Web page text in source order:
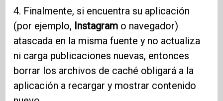
4. Finalmente, si encuentra su aplicación
(por ejemplo, Instagram o navegador)
atascada en la misma fuente y no actualiza
ni carga publicaciones nuevas, entonces
borrar los archivos de caché obligará a la
aplicación a recargar y mostrar contenido